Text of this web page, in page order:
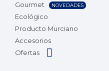
Gourmet
NOVEDADES
Ecológico
Producto Murciano
Accesorios
Ofertas